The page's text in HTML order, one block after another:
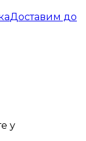
Доставим до
у